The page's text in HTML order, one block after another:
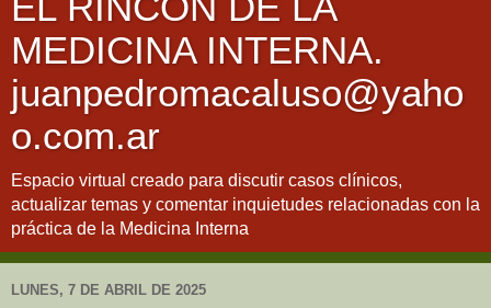
MEDICINA INTERNA.
juanpedromacaluso@yaho
o.com.ar
Espacio virtual creado para discutir casos clínicos,
actualizar temas y comentar inquietudes relacionadas con la
práctica de la Medicina Interna
LUNES, 7 DE ABRIL DE 2025